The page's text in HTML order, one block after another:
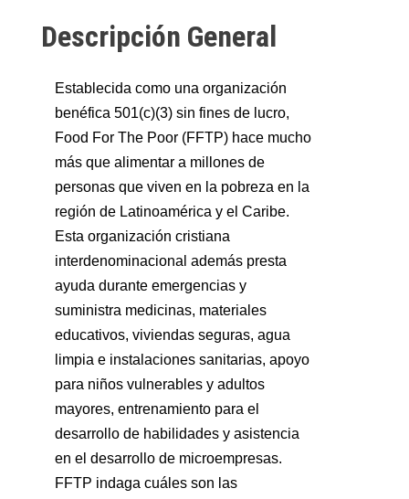
Descripción General
Establecida como una organización
benéfica 501(c)(3) sin fines de lucro,
Food For The Poor (FFTP) hace mucho
más que alimentar a millones de
personas que viven en la pobreza en la
región de Latinoamérica y el Caribe.
Esta organización cristiana
interdenominacional además presta
ayuda durante emergencias y
suministra medicinas, materiales
educativos, viviendas seguras, agua
limpia e instalaciones sanitarias, apoyo
para niños vulnerables y adultos
mayores, entrenamiento para el
desarrollo de habilidades y asistencia
en el desarrollo de microempresas.
FFTP indaga cuáles son las